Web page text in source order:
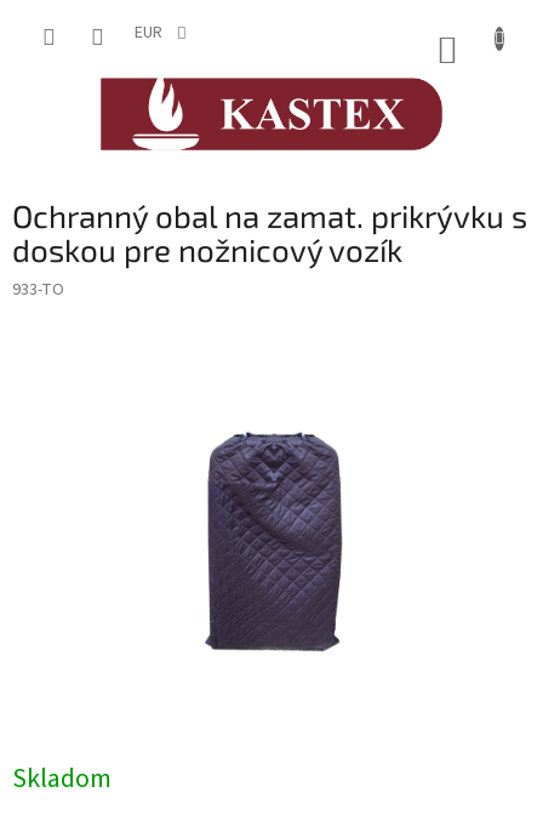
EUR
Ochranný obal na zamat. prikrývku s
doskou pre nožnicový vozík
933-TO
Skladom